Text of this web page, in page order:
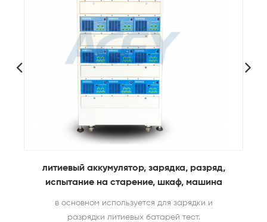
литиевый аккумулятор, зарядка, разряд,
испытание на старение, шкаф, машина
в основном используется для зарядки и
разрядки литиевых батарей тест.